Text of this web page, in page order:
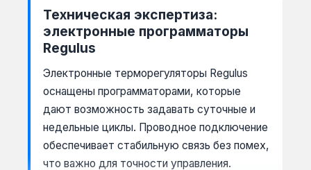
Техническая экспертиза:
электронные программаторы
Regulus
Электронные терморегуляторы Regulus
оснащены программаторами, которые
дают возможность задавать суточные и
недельные циклы. Проводное подключение
обеспечивает стабильную связь без помех,
что важно для точности управления.